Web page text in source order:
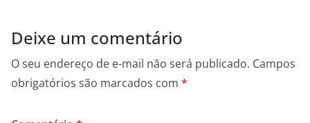
Deixe um comentário
O seu endereço de e-mail não será publicado. Campos
obrigatórios são marcados com *